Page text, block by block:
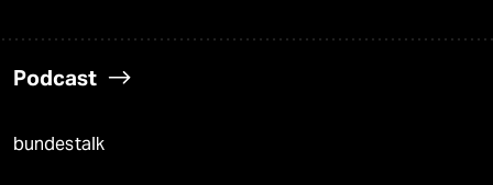
Podcast
bundestalk